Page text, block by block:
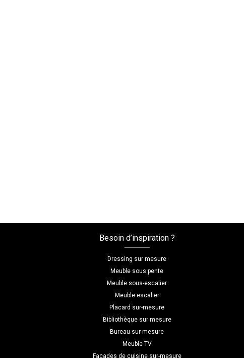
Besoin d’inspiration ?
Dressing sur mesure
Meuble sous pente
Meuble sous-escalier
Meuble escalier
Placard sur-mesure
Bibliothèque sur mesure
Bureau sur mesure
Meuble TV
Façades de cuisine sur-mesure